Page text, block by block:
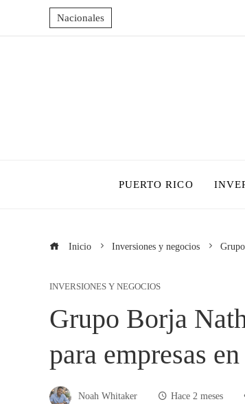
Nacionales
PUERTO RICO
Inicio Inversiones y negocios
INVERSIONES Y NEGOCIOS
Grupo Borja
para empresas
Noah Whitaker Hace 2 meses